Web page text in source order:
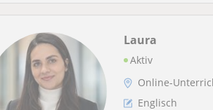
Laura
Aktiv
Online-
Englisch